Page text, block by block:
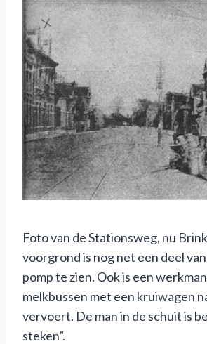
Foto van de Stationsweg, nu
voorgrond is nog net een deel
pomp te zien. Ook is een
melkbussen met een kruiwagen
vervoert. De man in de schuit is
steken”.